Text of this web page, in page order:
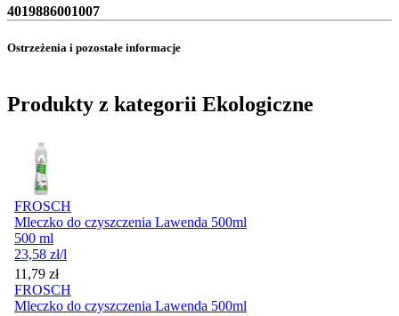
4019886001007
Ostrzeżenia i pozostałe informacje
Produkty z kategorii Ekologiczne
FROSCH
Mleczko do czyszczenia Lawenda 500ml
500 ml
23,58 zł/l
Cena
11,79 zł
FROSCH
Mleczko do czyszczenia Lawenda 500ml